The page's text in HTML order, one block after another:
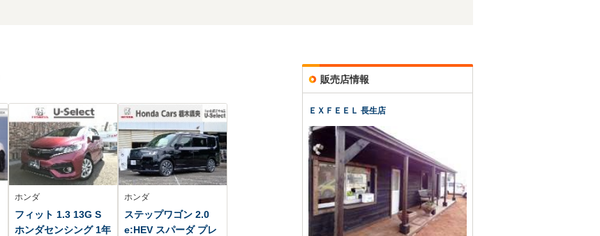
ホンダ
フィット 1.3 13G S
ホンダセンシング 1年
ホンダ
ステップワゴン 2.0
e:HEV スパーダ プレ
販売店情報
ＥＸＦＥＥＬ 長生店